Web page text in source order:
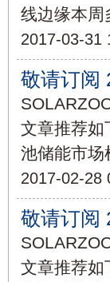
线边缘本周
2017-03-31
敬请订阅
文章推荐
池储能市场
2017-02-28
敬请订阅
文章推荐如